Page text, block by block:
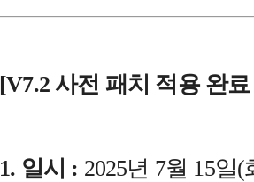
[V7.2 사전 패치 적용 완
1. 일시 : 2025년 7월 15일(